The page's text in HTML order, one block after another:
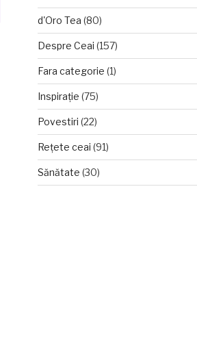
d'Oro Tea (80)
Despre Ceai (157)
Fara categorie (1)
Inspirație (75)
Povestiri (22)
Rețete ceai (91)
Sănătate (30)